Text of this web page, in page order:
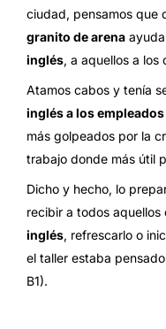
ciudad, pensamos que
granito de arena
inglés, a aquellos a los
Atamos cabos y tenía
inglés a los
más golpeados por la
trabajo donde más útil
Dicho y hecho, lo
recibir a todos aquellos
inglés, refrescarlo o
el taller estaba
B1).